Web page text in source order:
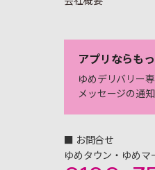
アプリならも
ゆめデリバリー
メッセージの通
■ お問合せ
ゆめタウン・ゆめマ